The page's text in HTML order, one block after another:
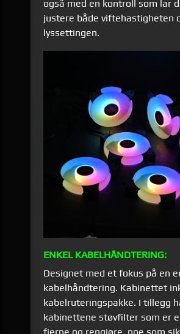
også med en kontroll som lar
justere både viftehastigheten
lyssettingen.
ENKEL KABELHÅNDTERING:
Designet med et fokus på en
kabelhåndtering. Kabinettet
kabelruteringspakke. I tillegg
kabinettene støvfilter som er